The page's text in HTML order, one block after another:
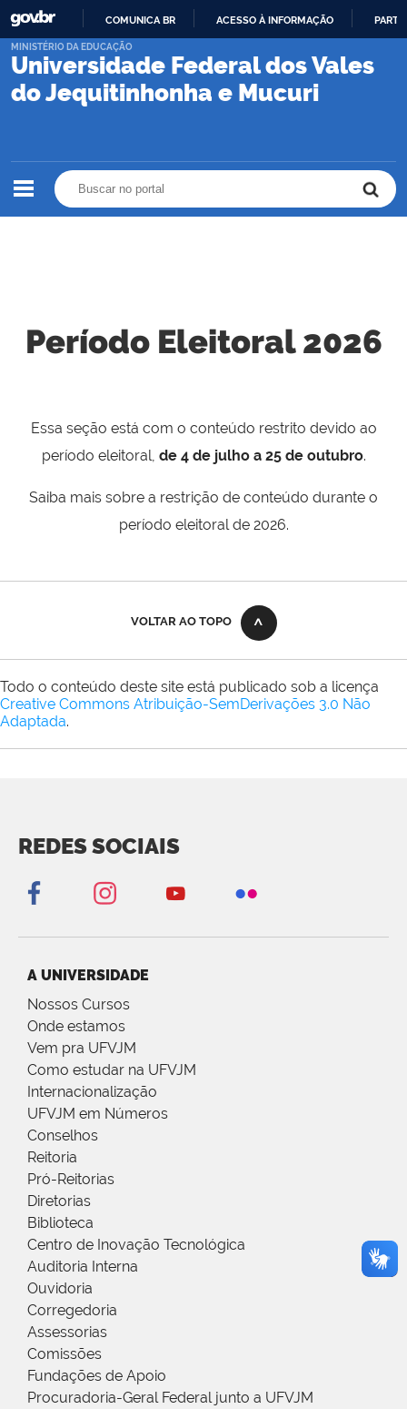
PARA
CONTEÚDO
COMUNICA BR ACESSO À INFORMAÇÃO
Universidade Federal dos Vales
do Jequitinhonha e Mucuri
MINISTÉRIO DA EDUCAÇÃO
Período Eleitoral 2026
Essa seção está com o conteúdo restrito devido ao
período eleitoral, de 4 de julho a 25 de outubro.
Saiba mais sobre a restrição de conteúdo durante o
período eleitoral de 2026.
VOLTAR AO TOPO
Todo o conteúdo deste site está publicado sob a licença
Creative Commons Atribuição-SemDerivações 3.0 Não
Adaptada.
REDES SOCIAIS
A UNIVERSIDADE
Nossos Cursos
Onde estamos
Vem pra UFVJM
Como estudar na UFVJM
Internacionalização
UFVJM em Números
Conselhos
Reitoria
Pró-Reitorias
Diretorias
Biblioteca
Centro de Inovação Tecnológica
Auditoria Interna
Ouvidoria
Corregedoria
Assessorias
Comissões
Fundações de Apoio
Procuradoria-Geral Federal junto a UFVJM